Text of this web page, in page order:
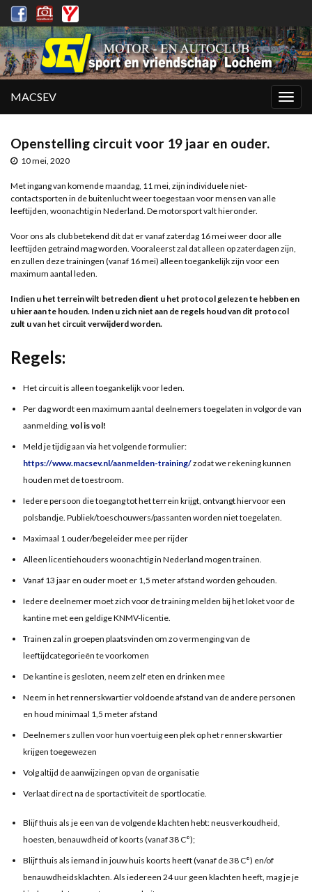
MACSEV
Openstelling circuit voor 19 jaar en ouder.
10 mei, 2020
Met ingang van komende maandag, 11 mei, zijn individuele niet-
contactsporten in de buitenlucht weer toegestaan voor mensen van alle
leeftijden, woonachtig in Nederland. De motorsport valt hieronder.
Voor ons als club betekend dit dat er vanaf zaterdag 16 mei weer door alle
leeftijden getraind mag worden. Vooraleerst zal dat alleen op zaterdagen zijn,
en zullen deze trainingen (vanaf 16 mei) alleen toegankelijk zijn voor een
maximum aantal leden.
Indien u het terrein wilt betreden dient u het protocol gelezen te hebben en
u hier aan te houden. Inden u zich niet aan de regels houd van dit protocol
zult u van het circuit verwijderd worden.
Regels:
Het circuit is alleen toegankelijk voor leden.
Per dag wordt een maximum aantal deelnemers toegelaten in volgorde van
aanmelding, vol is vol!
Meld je tijdig aan via het volgende formulier:
https://www.macsev.nl/aanmelden-training/zodat we rekening kunnen
houden met de toestroom.
Iedere persoon die toegang tot het terrein krijgt, ontvangt hiervoor een
polsbandje. Publiek/toeschouwers/passanten worden niet toegelaten.
Maximaal 1 ouder/begeleider mee per rijder
Alleen licentiehouders woonachtig in Nederland mogen trainen.
Vanaf 13 jaar en ouder moet er 1,5 meter afstand worden gehouden.
Iedere deelnemer moet zich voor de training melden bij het loket voor de
kantine met een geldige KNMV-licentie.
Trainen zal in groepen plaatsvinden om zo vermenging van de
leeftijdcategorieën te voorkomen
De kantine is gesloten, neem zelf eten en drinken mee
Neem in het rennerskwartier voldoende afstand van de andere personen
en houd minimaal 1,5 meter afstand
Deelnemers zullen voor hun voertuig een plek op het rennerskwartier
krijgen toegewezen
Volg altijd de aanwijzingen op van de organisatie
Verlaat direct na de sportactiviteit de sportlocatie.
Blijf thuis als je een van de volgende klachten hebt: neusverkoudheid,
hoesten, benauwdheid of koorts (vanaf 38 C°);
Blijf thuis als iemand in jouw huis koorts heeft (vanaf de 38 C°) en/of
benauwdheidsklachten. Als iedereen 24 uur geen klachten heeft, mag je je